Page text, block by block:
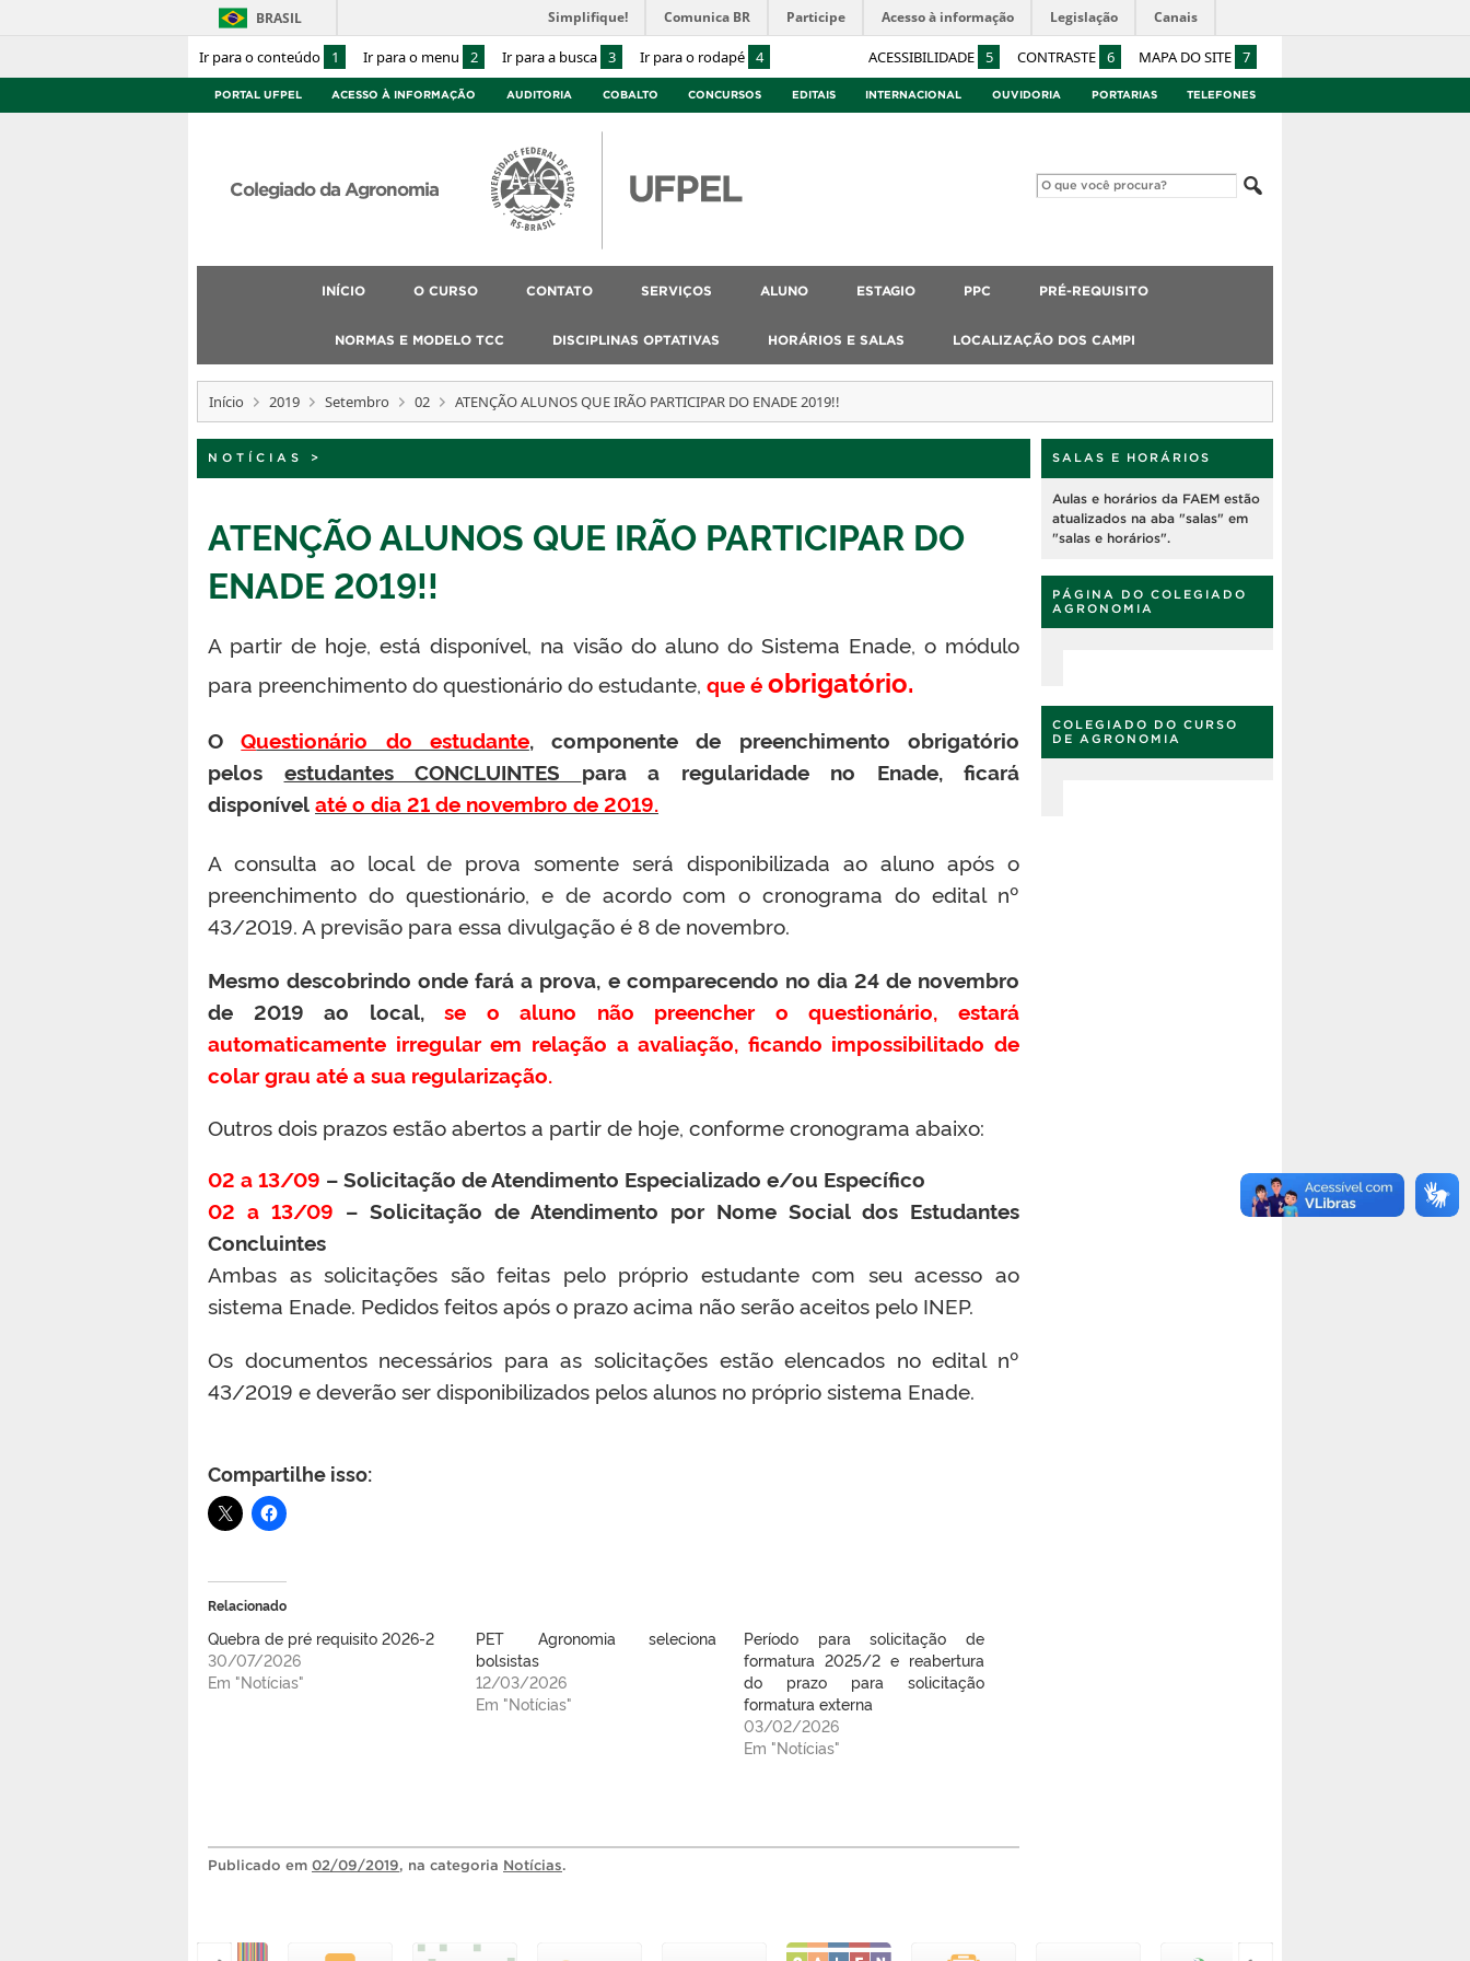
Ir para o conteúdo 1 Ir para o menu 2 Ir para a busca 3 Ir para o rodapé 4 ACESSIBILIDADE 5 CONTRASTE 6 MAPA DO SITE 7
BRASIL Simplifique! Comunica BR Participe Acesso à informação Legislação Canais
PORTAL UFPEL ACESSO À INFORMAÇÃO AUDITORIA COBALTO CONCURSOS EDITAIS INTERNACIONAL OUVIDORIA PORTARIAS TELEFONES
Colegiado da Agronomia
INÍCIO O CURSO CONTATO SERVIÇOS ALUNO ESTAGIO PPC PRÉ-REQUISITO
NORMAS E MODELO TCC DISCIPLINAS OPTATIVAS HORÁRIOS E SALAS LOCALIZAÇÃO DOS CAMPI
Início 2019 Setembro 02 ATENÇÃO ALUNOS QUE IRÃO PARTICIPAR DO ENADE 2019!!
NOTÍCIAS >
ATENÇÃO ALUNOS QUE IRÃO PARTICIPAR DO
ENADE 2019!!
A partir de hoje, está disponível, na visão do aluno do Sistema Enade, o módulo
para preenchimento do questionário do estudante, que éobrigatório.
OQuestionário do estudante, componente de preenchimento obrigatório
pelos estudantes CONCLUINTES para a regularidade no Enade, ficará
disponívelaté o dia 21 de novembro de 2019.
A consulta ao local de prova somente será disponibilizada ao aluno após o
preenchimento do questionário, e de acordo com o cronograma do edital nº
43/2019. A previsão para essa divulgação é 8 de novembro.
Mesmo descobrindo onde fará a prova, e comparecendo no dia 24 de novembro
de 2019 ao local,se o aluno não preencher o questionário, estará
automaticamente irregular em relação a avaliação, ficando impossibilitado de
colar grau até a sua regularização.
Outros dois prazos estão abertos a partir de hoje, conforme cronograma abaixo:
02 a 13/09 – Solicitação de Atendimento Especializado e/ou Específico
02 a 13/09 – Solicitação de Atendimento por Nome Social dos Estudantes
Concluintes
Ambas as solicitações são feitas pelo próprio estudante com seu acesso ao
sistema Enade. Pedidos feitos após o prazo acima não serão aceitos pelo INEP.
Os documentos necessários para as solicitações estão elencados no edital nº
43/2019 e deverão ser disponibilizados pelos alunos no próprio sistema Enade.
Compartilhe isso:
Relacionado
Quebra de pré requisito 2026-2
30/07/2026
Em "Notícias"
PET Agronomia seleciona
bolsistas
12/03/2026
Em "Notícias"
Período para solicitação de
formatura 2025/2 e reabertura
do prazo para solicitação
formatura externa
03/02/2026
Em "Notícias"
Publicado em 02/09/2019, na categoria Notícias.
SALAS E HORÁRIOS
Aulas e horários da FAEM estão
atualizados na aba "salas" em
"salas e horários".
PÁGINA DO COLEGIADO
AGRONOMIA
COLEGIADO DO CURSO
DE AGRONOMIA